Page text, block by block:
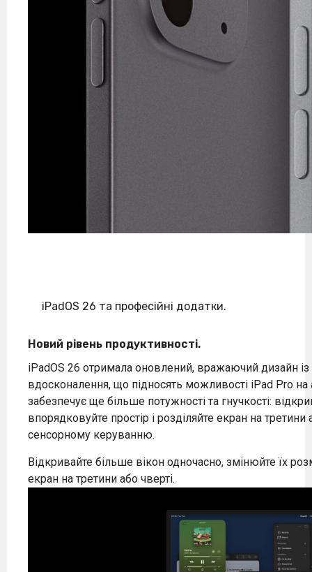
iPadOS 26 та професійні додатки.
Новий рівень продуктивності.
iPadOS 26 отримала оновлений, вражаючий дизайн із
вдосконалення, що підносять можливості iPad Pro
забезпечує ще більше потужності та гнучкості:
впорядковуйте простір і розділяйте екран на
сенсорному керуванню.
Відкривайте більше вікон одночасно, змінюйте їх
екран на третини або чверті.